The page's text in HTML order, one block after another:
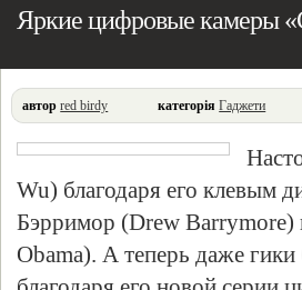
Яркие цифровые камеры
автор red birdy категорія Гаджети
Wu) благодаря его клевым
Бэрримор (Drew
Obama). А теперь даже гики